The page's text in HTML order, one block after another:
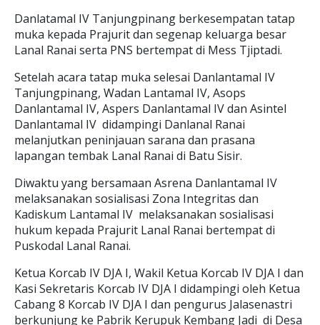
Danlatamal IV Tanjungpinang berkesempatan tatap
muka kepada Prajurit dan segenap keluarga besar
Lanal Ranai serta PNS bertempat di Mess Tjiptadi.
Setelah acara tatap muka selesai Danlantamal IV
Tanjungpinang, Wadan Lantamal IV, Asops
Danlantamal IV, Aspers Danlantamal IV dan Asintel
Danlantamal IV didampingi Danlanal Ranai
melanjutkan peninjauan sarana dan prasana
lapangan tembak Lanal Ranai di Batu Sisir.
Diwaktu yang bersamaan Asrena Danlantamal IV
melaksanakan sosialisasi Zona Integritas dan
Kadiskum Lantamal IV melaksanakan sosialisasi
hukum kepada Prajurit Lanal Ranai bertempat di
Puskodal Lanal Ranai.
Ketua Korcab IV DJA I, Wakil Ketua Korcab IV DJA I dan
Kasi Sekretaris Korcab IV DJA I didampingi oleh Ketua
Cabang 8 Korcab IV DJA I dan pengurus Jalasenastri
berkunjung ke Pabrik Kerupuk Kembang Jadi di Desa